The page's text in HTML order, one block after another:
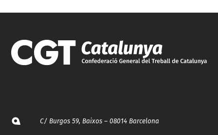
C/ Burgos 59, Baixos – 08014 Barcelona